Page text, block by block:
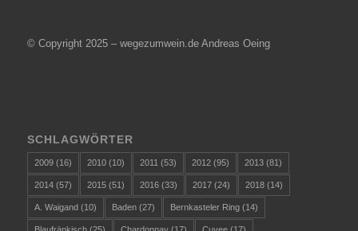
© Copyright 2025 – wegezumwein.de Andreas Oeing
SCHLAGWÖRTER
2009(16) 2010(10) 2011 (53) 2012(95) 2013(81)
2014(57) 2015(51) 2016(33) 2017(24) 2018(14)
A. Waigand(10) Baden(27) Bernkasteler Ring(14)